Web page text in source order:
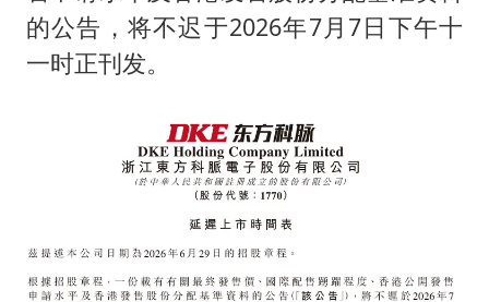
酒店回应车内过夜被收150元
杭州全市有序停课
乐享全民健身 共筑健康中国
的公告，将不迟于2026年7月7日下午十
一时正刊发。